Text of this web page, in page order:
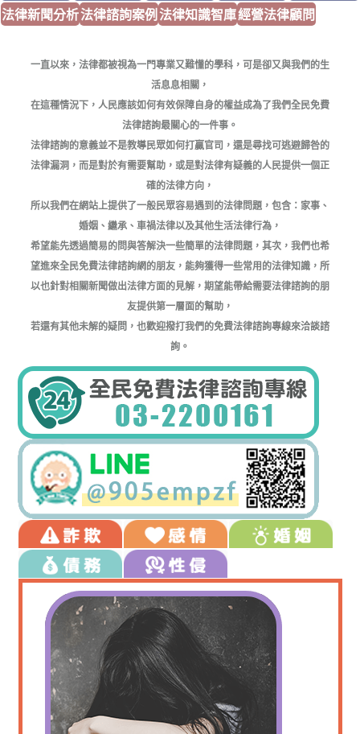
法律新聞分析法律諮詢案例法律知識智庫經營法律顧問
一直以來，法律都被視為一門專業又難懂的學科，可是卻又與我們的生
活息息相關，
在這種情況下，人民應該如何有效保障自身的權益成為了我們全民免費
法律諮詢最關心的一件事。
法律諮詢的意義並不是教導民眾如何打贏官司，還是尋找可逃避歸咎的
法律漏洞，而是對於有需要幫助，或是對法律有疑義的人民提供一個正
確的法律方向，
所以我們在網站上提供了一般民眾容易遇到的法律問題，包含：家事、
婚姻、繼承、車禍法律以及其他生活法律行為，
希望能先透過簡易的問與答解決一些簡單的法律問題，其次，我們也希
望進來全民免費法律諮詢網的朋友，能夠獲得一些常用的法律知識，所
以也針對相關新聞做出法律方面的見解，期望能帶給需要法律諮詢的朋
友提供第一層面的幫助，
若還有其他未解的疑問，也歡迎撥打我們的免費法律諮詢專線來洽談諮
詢。